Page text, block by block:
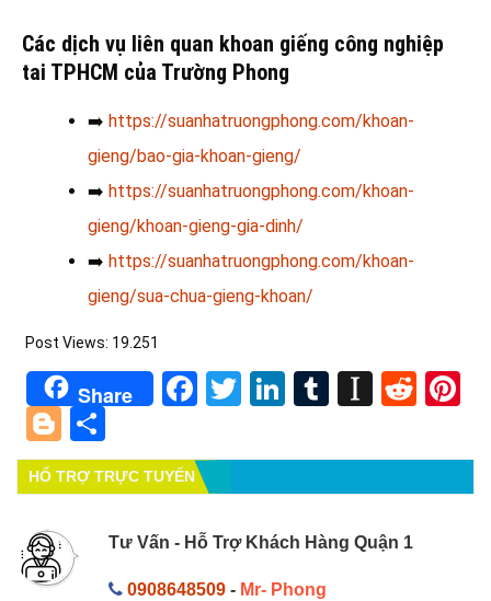
Các dịch vụ liên quan khoan giếng công nghiệp
tai TPHCM của Trường Phong
➡️ https://suanhatruongphong.com/khoan-
gieng/bao-gia-khoan-gieng/
➡️ https://suanhatruongphong.com/khoan-
gieng/khoan-gieng-gia-dinh/
➡️ https://suanhatruongphong.com/khoan-
gieng/sua-chua-gieng-khoan/
Post Views: 19.251
Share Facebook
TwitterLinkedIn
Tumblr
Blogger
HỔ TRỢ TRỰC TUYẾN
Tư Vấn - Hỗ Trợ Khách Hàng Quận 1
0908648509- Mr- Phong